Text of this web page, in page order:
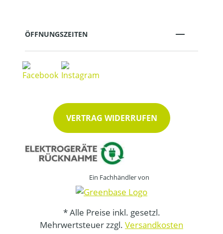
ÖFFNUNGSZEITEN
VERTRAG WIDERRUFEN
Ein Fachhändler von
* Alle Preise inkl. gesetzl.
Mehrwertsteuer zzgl. Versandkosten